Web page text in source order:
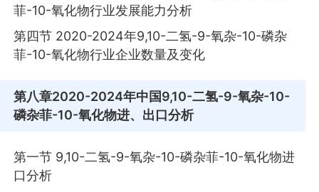
菲-10-氧化物行业发展能力分析
第四节 2020-2024年9,10-二氢-9-氧杂-10-磷杂
菲-10-氧化物行业企业数量及变化
第八章2020-2024年中国9,10-二氢-9-氧杂-10-
磷杂菲-10-氧化物进、出口分析
第一节 9,10-二氢-9-氧杂-10-磷杂菲-10-氧化物进
口分析